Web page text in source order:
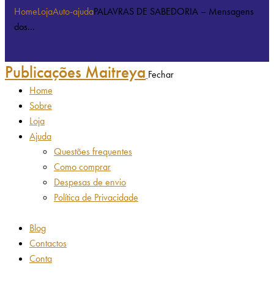
HomeLojaAuto-ajudaPALAVRAS DE SABEDORIA – Mensagens
dos...
Publicações Maitreya Fechar
Home
Sobre
Loja
Ajuda
Questões frequentes
Como comprar
Despesas de envio
Política de Privacidade
Blog
Contactos
Conta